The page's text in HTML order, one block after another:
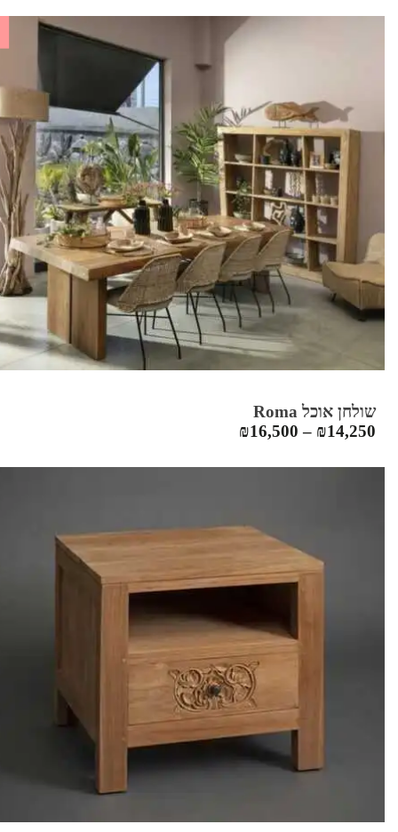
שולחן אוכל Roma
₪14,250
–
₪16,500